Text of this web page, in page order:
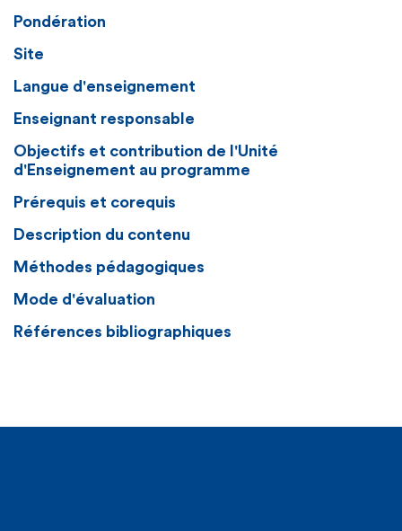
Pondération
Site
Langue d'enseignement
Enseignant responsable
Objectifs et contribution de l'Unité
d'Enseignement au programme
Prérequis et corequis
Description du contenu
Méthodes pédagogiques
Mode d'évaluation
Références bibliographiques